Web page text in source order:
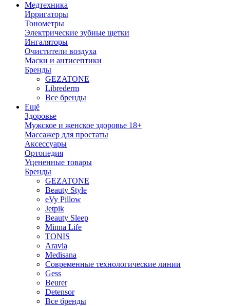
Медтехника
Ирригаторы
Тонометры
Электрические зубные щетки
Ингаляторы
Очистители воздуха
Маски и антисептики
Бренды
GEZATONE
Librederm
Все бренды
Ещё
Здоровье
Мужское и женское здоровье 18+
Массажер для простаты
Аксессуары
Ортопедия
Уцененные товары
Бренды
GEZATONE
Beauty Style
eVy Pillow
Jetpik
Beauty Sleep
Minna Life
TONIS
Aravia
Medisana
Современные технологические линии
Gess
Beurer
Detensor
Все бренды